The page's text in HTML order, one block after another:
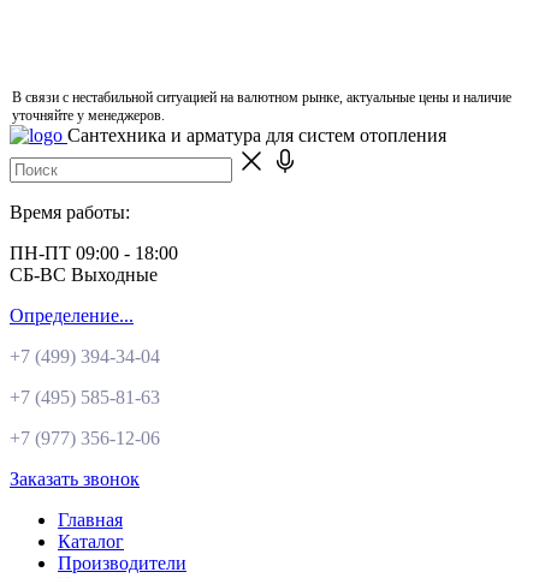
В связи с нестабильной ситуацией на валютном рынке, актуальные цены и наличие
уточняйте у менеджеров.
Сантехника и арматура для систем отопления
Время работы:
ПН-ПТ 09:00 - 18:00
СБ-ВС Выходные
Определение...
+7 (499) 394-34-04
+7 (495) 585-81-63
+7 (977) 356-12-06
Заказать звонок
Главная
Каталог
Производители